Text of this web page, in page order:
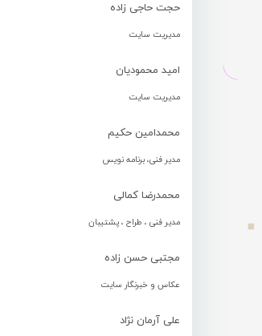
حجت حاجی زاده
مدیریت سایت
امید محمودیان
مدیریت سایت
محمدامین حکیم
مدیر فنی، برنامه نویس
محمدرضا کمالی
مدیر فنی ، طراح ، پشتیبان
مجتبی حسن زاده
عکاس و خبرنگار سایت
علی آرمان نژاد